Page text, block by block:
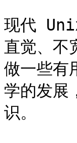
现代
直觉、不
做一些有
学的发展
识。